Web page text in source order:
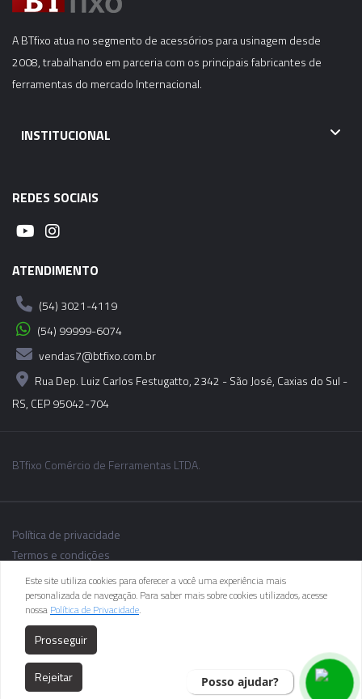
A BTfixo atua no segmento de acessórios para usinagem desde
2008, trabalhando em parceria com os principais fabricantes de
ferramentas do mercado Internacional.
INSTITUCIONAL
REDES SOCIAIS
ATENDIMENTO
(54) 3021-4119
(54) 99999-6074
vendas7@btfixo.com.br
Rua Dep. Luiz Carlos Festugatto, 2342 - São José, Caxias do Sul -
RS, CEP 95042-704
BTfixo Comércio de Ferramentas LTDA.
Política de privacidade
Termos e condições
As informações dos produtos podem sofrer alterações sem aviso
prévio.
Posso ajudar?
Este site utiliza cookies para oferecer a você uma experiência mais
personalizada de navegação. Para saber mais sobre cookies utilizados, acesse
nossa Política de Privacidade.
Prosseguir
Rejeitar